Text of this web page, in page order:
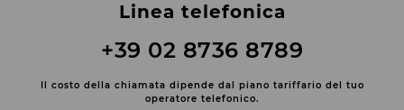
Linea telefonica
+39 02 8736 8789
Il costo della chiamata dipende dal piano tariffario del tuo
operatore telefonico.